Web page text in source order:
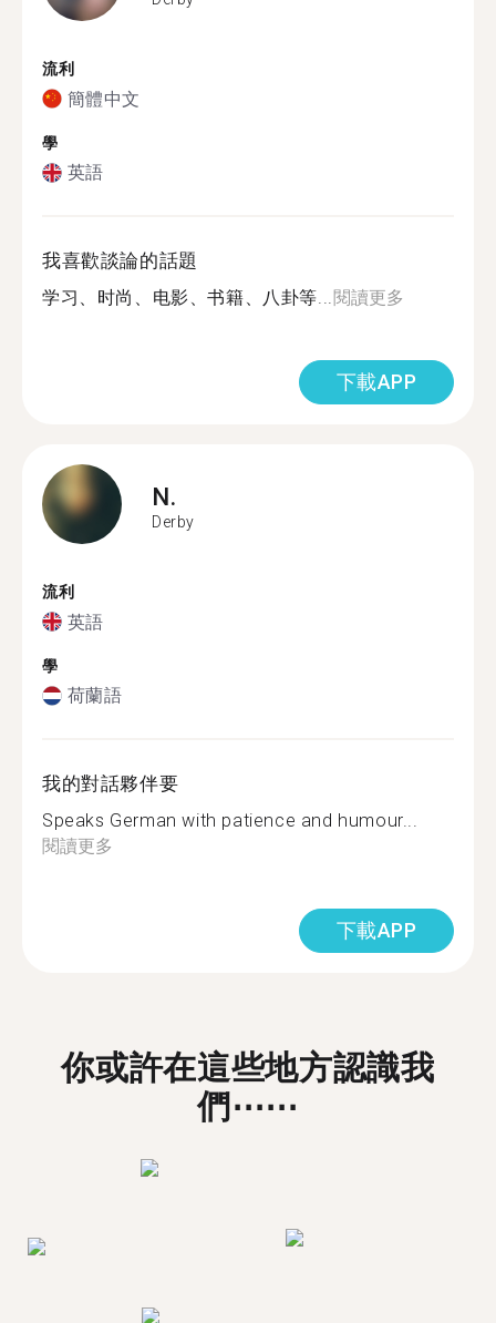
流利
簡體中文
學
英語
我喜歡談論的話題
学习、时尚、电影、书籍、八卦等...閱讀更多
下載APP
N.
Derby
流利
英語
學
荷蘭語
我的對話夥伴要
Speaks German with patience and humour...
閱讀更多
下載APP
你或許在這些地方認識我
們⋯⋯